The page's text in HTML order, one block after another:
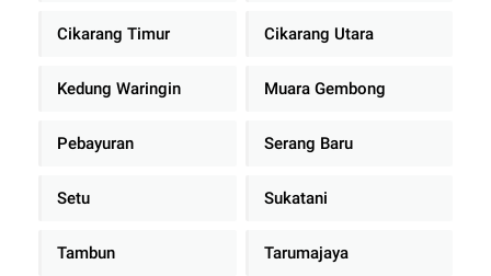
Cikarang Timur Cikarang Utara
Kedung Waringin Muara Gembong
Pebayuran Serang Baru
Setu Sukatani
Tambun Tarumajaya